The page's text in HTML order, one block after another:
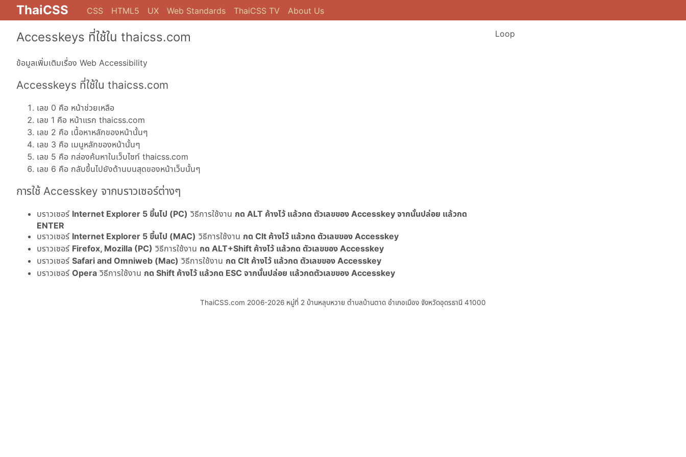
ThaiCSS CSS HTML5 UX Web Standards ThaiCSS TV About Us
Accesskeys ที่ใช้ใน thaicss.com
ข้อมูลเพิ่มเติมเรื่อง Web Accessibility
Accesskeys ที่ใช้ใน thaicss.com
เลข 0 คือ หน้าช่วยเหลือ
เลข 1 คือ หน้าแรก thaicss.com
เลข 2 คือ เนื้อหาหลักของหน้านั้นๆ
เลข 3 คือ เมนูหลักของหน้านั้นๆ
เลข 5 คือ กล่องค้นหาในเว็บไซท์ thaicss.com
เลข 6 คือ กลับขึ้นไปยังด้านบนสุดของหน้าเว็บนั้นๆ
การใช้ Accesskey จากบราวเซอร์ต่างๆ
บราวเซอร์ Internet Explorer 5 ขึ้นไป (PC) วิธีการใช้งาน กด ALT ค้างไว้ แล้วกด ตัวเลขของ Accesskey จากนั้นปล่อย แล้วกด
ENTER
บราวเซอร์ Internet Explorer 5 ขึ้นไป (MAC) วิธีการใช้งาน กด Clt ค้างไว้ แล้วกด ตัวเลขของ Accesskey
บราวเซอร์ Firefox, Mozilla (PC) วิธีการใช้งาน กด ALT+Shift ค้างไว้ แล้วกด ตัวเลขของ Accesskey
บราวเซอร์ Safari and Omniweb (Mac) วิธีการใช้งาน กด Clt ค้างไว้ แล้วกด ตัวเลขของ Accesskey
บราวเซอร์ Opera วิธีการใช้งาน กด Shift ค้างไว้ แล้วกด ESC จากนั้นปล่อย แล้วกดตัวเลขของ Accesskey
Loop
ThaiCSS.com 2006-2026 หมู่ที่ 2 บ้านหลุบหวาย ตำบลบ้านตาด อำเภอเมือง จังหวัดอุดรธานี 41000